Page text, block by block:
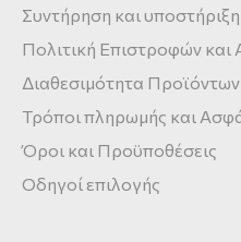
Συντήρηση και υποστήριξη
Πολιτική Επιστροφών
Διαθεσιμότητα
Τρόποι πληρωμής και
Όροι και Προϋποθέσεις
Οδηγοί επιλογής